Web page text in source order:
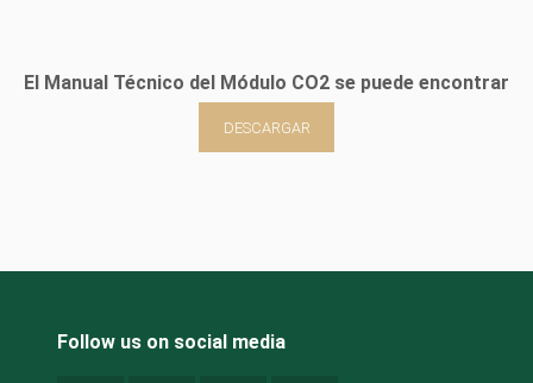
El Manual Técnico del Módulo CO2 se puede encontrar
DESCARGAR
Follow us on social media